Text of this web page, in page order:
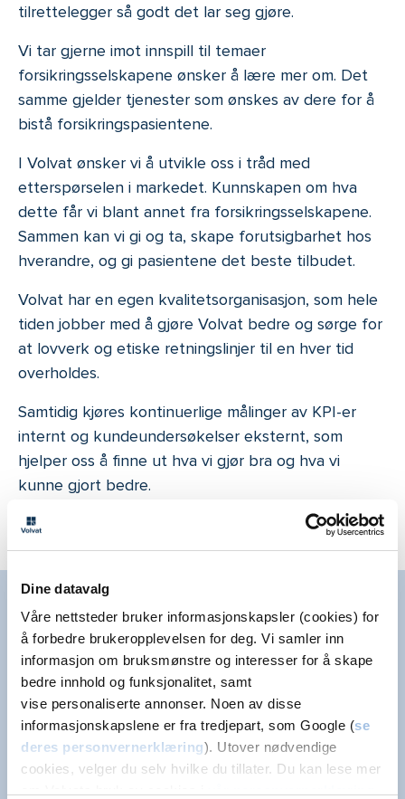
Dine datavalg
Våre nettsteder bruker informasjonskapsler (cookies) for
å forbedre brukeropplevelsen for deg. Vi samler inn
informasjon om bruksmønstre og interesser for å skape
bedre innhold og funksjonalitet, samt
vise personaliserte annonser. Noen av disse
informasjonskapslene er fra tredjepart, som Google (se
deres personvernerklæring). Utover nødvendige
cookies, velger du selv hvilke du tillater. Du kan lese mer
tilrettelegger så godt det lar seg gjøre.
Vi tar gjerne imot innspill til temaer
forsikringsselskapene ønsker å lære mer om. Det
samme gjelder tjenester som ønskes av dere for å
bistå forsikringspasientene.
I Volvat ønsker vi å utvikle oss i tråd med
etterspørselen i markedet. Kunnskapen om hva
dette får vi blant annet fra forsikringsselskapene.
Sammen kan vi gi og ta, skape forutsigbarhet hos
hverandre, og gi pasientene det beste tilbudet.
Volvat har en egen kvalitetsorganisasjon, som hele
tiden jobber med å gjøre Volvat bedre og sørge for
at lovverk og etiske retningslinjer til en hver tid
overholdes.
Samtidig kjøres kontinuerlige målinger av KPI-er
internt og kundeundersøkelser eksternt, som
hjelper oss å finne ut hva vi gjør bra og hva vi
kunne gjort bedre.
Her for deg
For alle du er glad i